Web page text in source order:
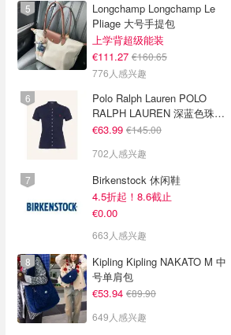
Longchamp Longchamp Le
Pliage 大号手提包
上学背超级能装
€111.27 €160.65
776人感兴趣
Polo Ralph Lauren POLO
RALPH LAUREN 深蓝色珠地
布 Polo衫
€63.99 €145.00
702人感兴趣
Birkenstock 休闲鞋
4.5折起！8.6截止
€0.00
663人感兴趣
Kipling Kipling NAKATO M 中
号单肩包
€53.94 €89.90
649人感兴趣